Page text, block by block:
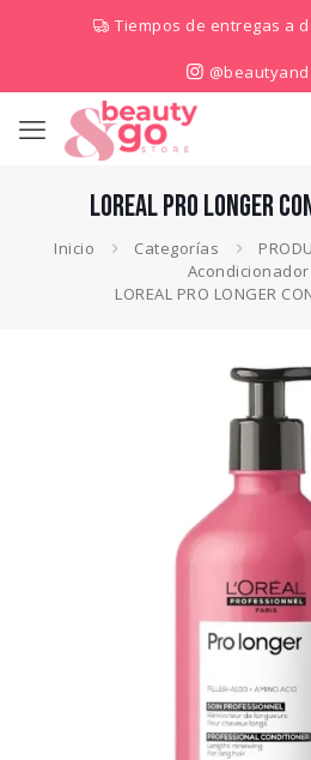
Tiempos de entregas a
LOREAL PRO LONGER
Inicio Categorías
Acondicionador
LOREAL PRO LONGER